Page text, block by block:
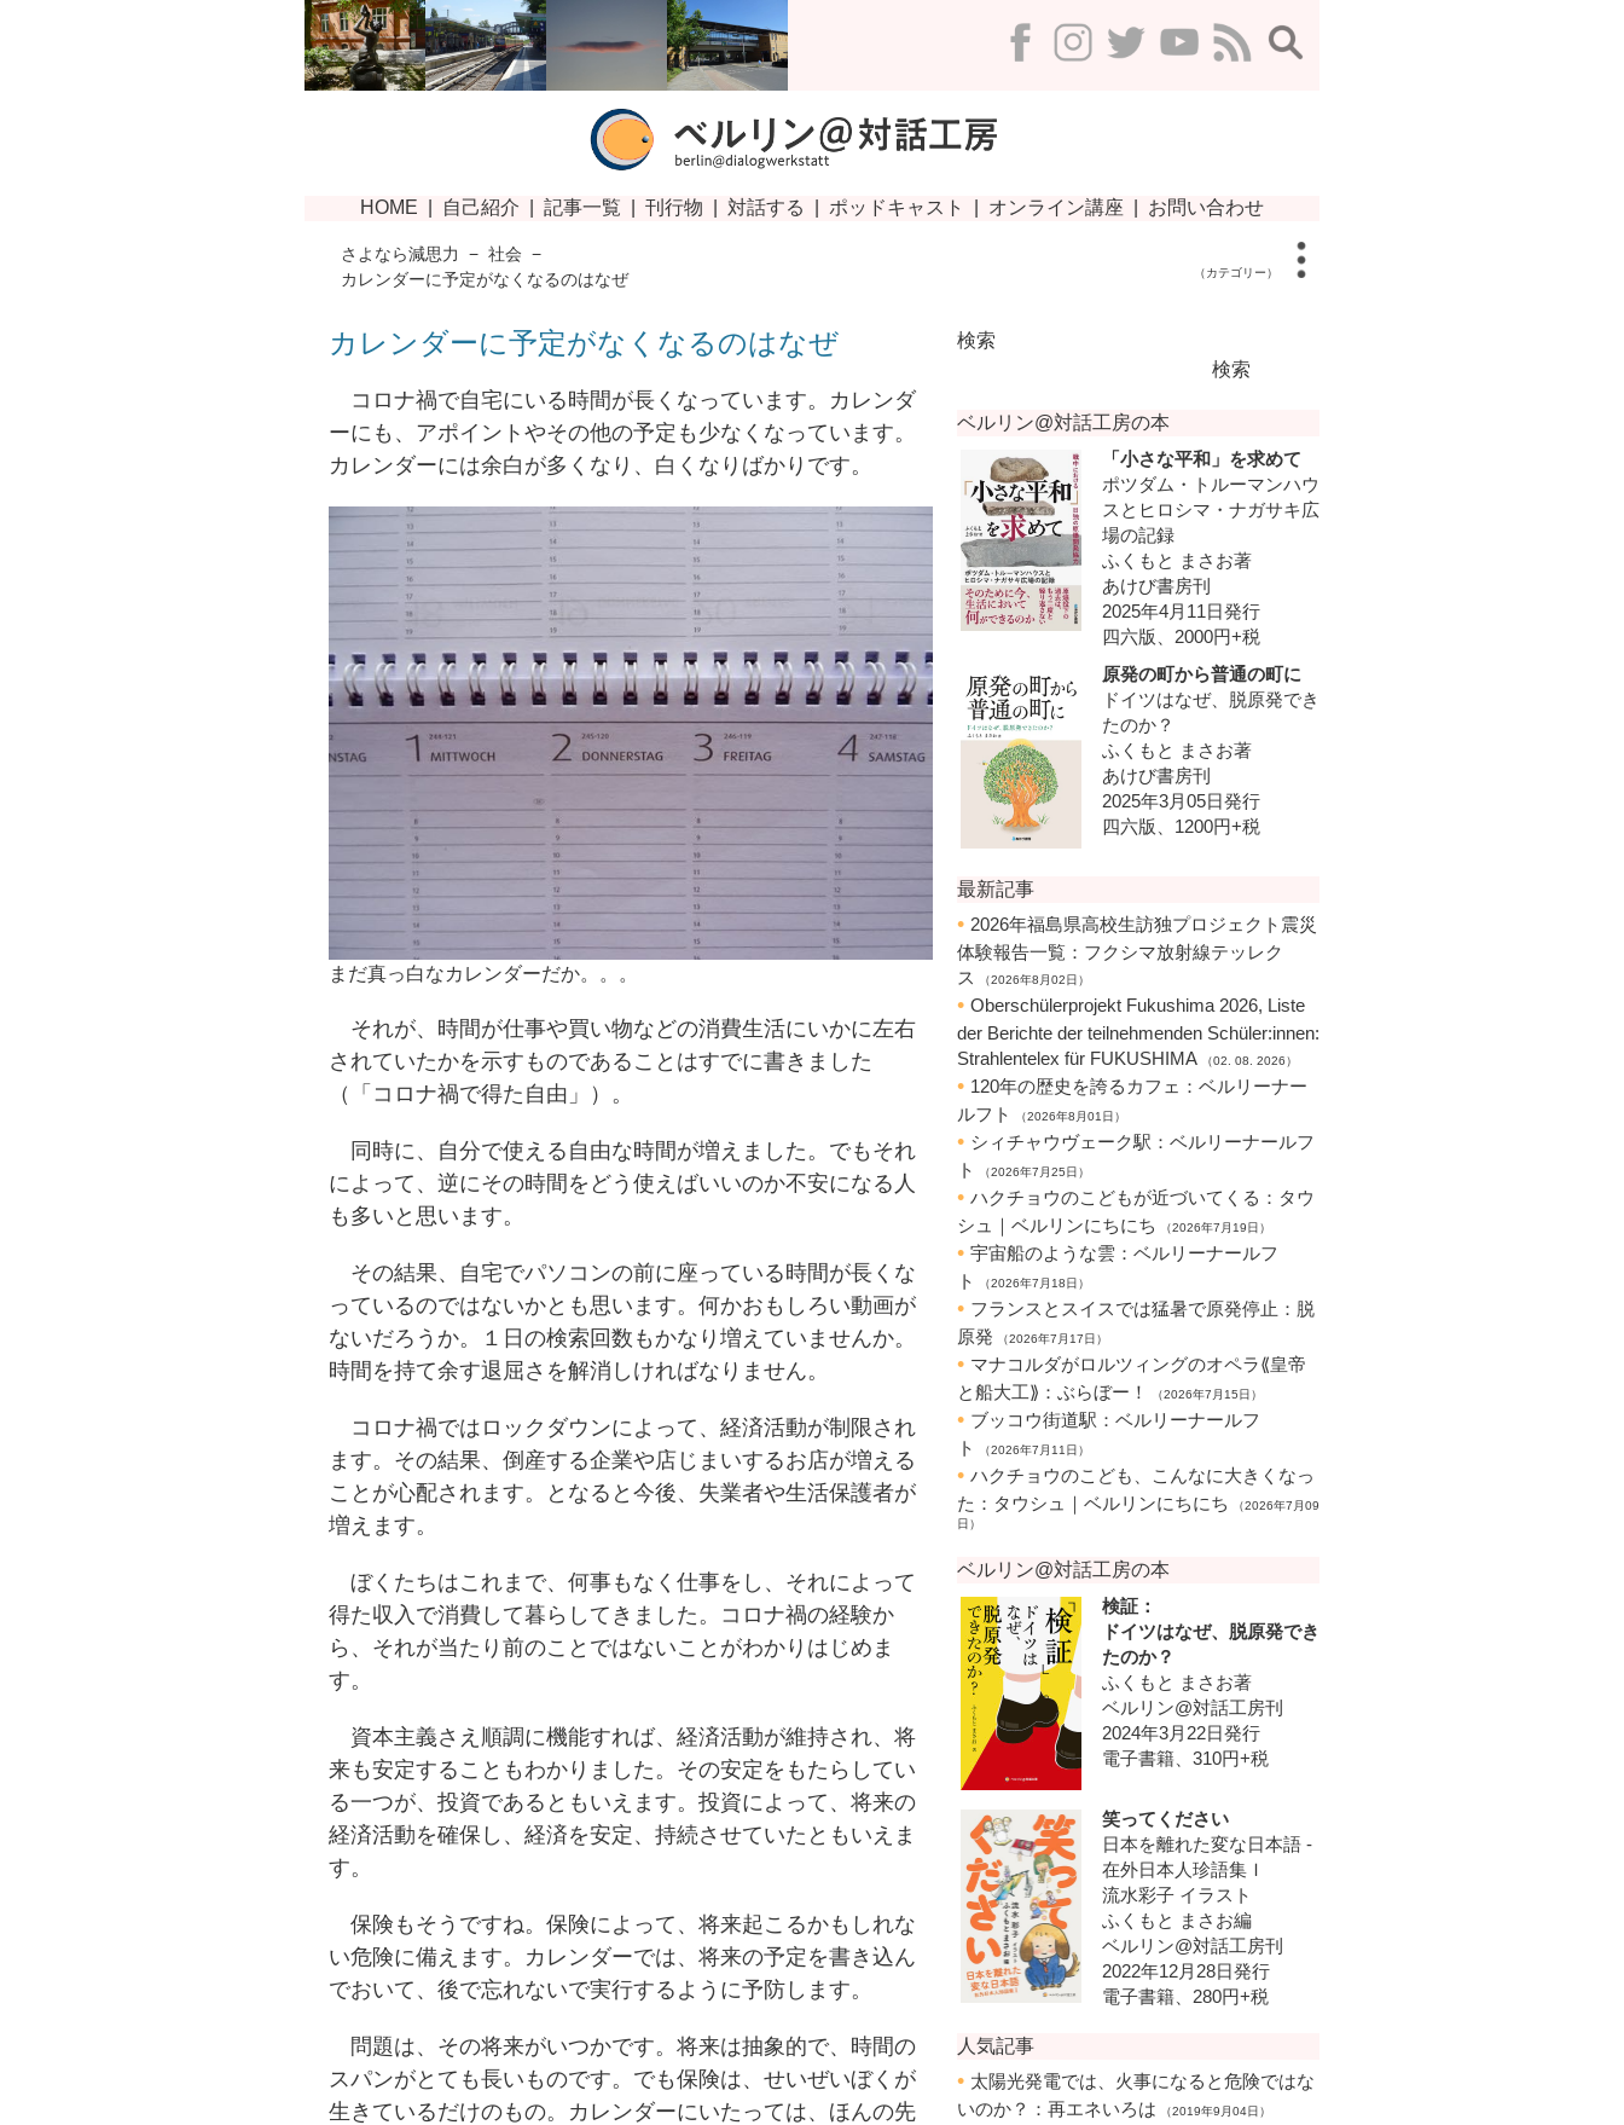
さよなら減思力 − 社会 −
カレンダーに予定がなくなるのはなぜ
（カテゴリー）
カレンダーに予定がなくなるのはなぜ
コロナ禍で自宅にいる時間が長くなっています。カレンダ
ーにも、アポイントやその他の予定も少なくなっています。
カレンダーには余白が多くなり、白くなりばかりです。
まだ真っ白なカレンダーだか。。。
それが、時間が仕事や買い物などの消費生活にいかに左右
されていたかを示すものであることはすでに書きました
（「 コロナ禍で得た自由 」）。
同時に、自分で使える自由な時間が増えました。でもそれ
によって、逆にその時間をどう使えばいいのか不安になる人
も多いと思います。
その結果、自宅でパソコンの前に座っている時間が長くな
っているのではないかとも思います。何かおもしろい動画が
ないだろうか。１日の検索回数もかなり増えていませんか。
時間を持て余す退屈さを解消しければなりません。
コロナ禍ではロックダウンによって、経済活動が制限され
ます。その結果、倒産する企業や店じまいするお店が増える
ことが心配されます。となると今後、失業者や生活保護者が
増えます。
ぼくたちはこれまで、何事もなく仕事をし、それによって
得た収入で消費して暮らしてきました。コロナ禍の経験か
ら、それが当たり前のことではないことがわかりはじめま
す。
資本主義さえ順調に機能すれば、経済活動が維持され、将
来も安定することもわかりました。その安定をもたらしてい
る一つが、投資であるともいえます。投資によって、将来の
経済活動を確保し、経済を安定、持続させていたともいえま
す。
保険もそうですね。保険によって、将来起こるかもしれな
い危険に備えます。カレンダーでは、将来の予定を書き込ん
でおいて、後で忘れないで実行するように予防します。
問題は、その将来がいつかです。将来は抽象的で、時間の
スパンがとても長いものです。でも保険は、せいぜいぼくが
生きているだけのもの。カレンダーにいたっては、ほんの先
検索
検索